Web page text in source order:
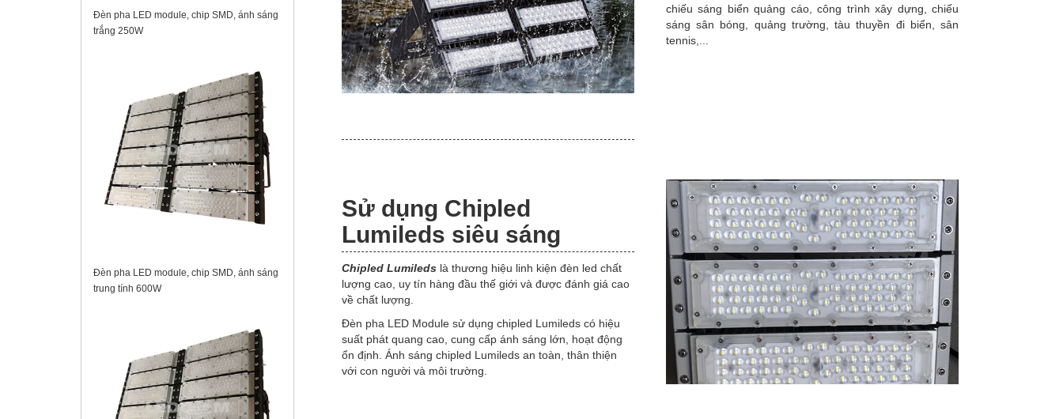
Đèn pha LED module, chip SMD, ánh sáng
trắng 250W
Đèn pha LED module, chip SMD, ánh sáng
trung tính 600W
chiếu sáng biển quảng cáo, công trình xây dựng, chiếu
sáng sân bóng, quảng trường, tàu thuyền đi biển, sân
tennis,...
Sử dụng Chipled
Lumileds siêu sáng
Chipled Lumileds là thương hiệu linh kiện đèn led chất
lượng cao, uy tín hàng đầu thế giới và được đánh giá cao
về chất lượng.
Đèn pha LED Module sử dụng chipled Lumileds có hiệu
suất phát quang cao, cung cấp ánh sáng lớn, hoạt động
ổn định. Ánh sáng chipled Lumileds an toàn, thân thiện
với con người và môi trường.